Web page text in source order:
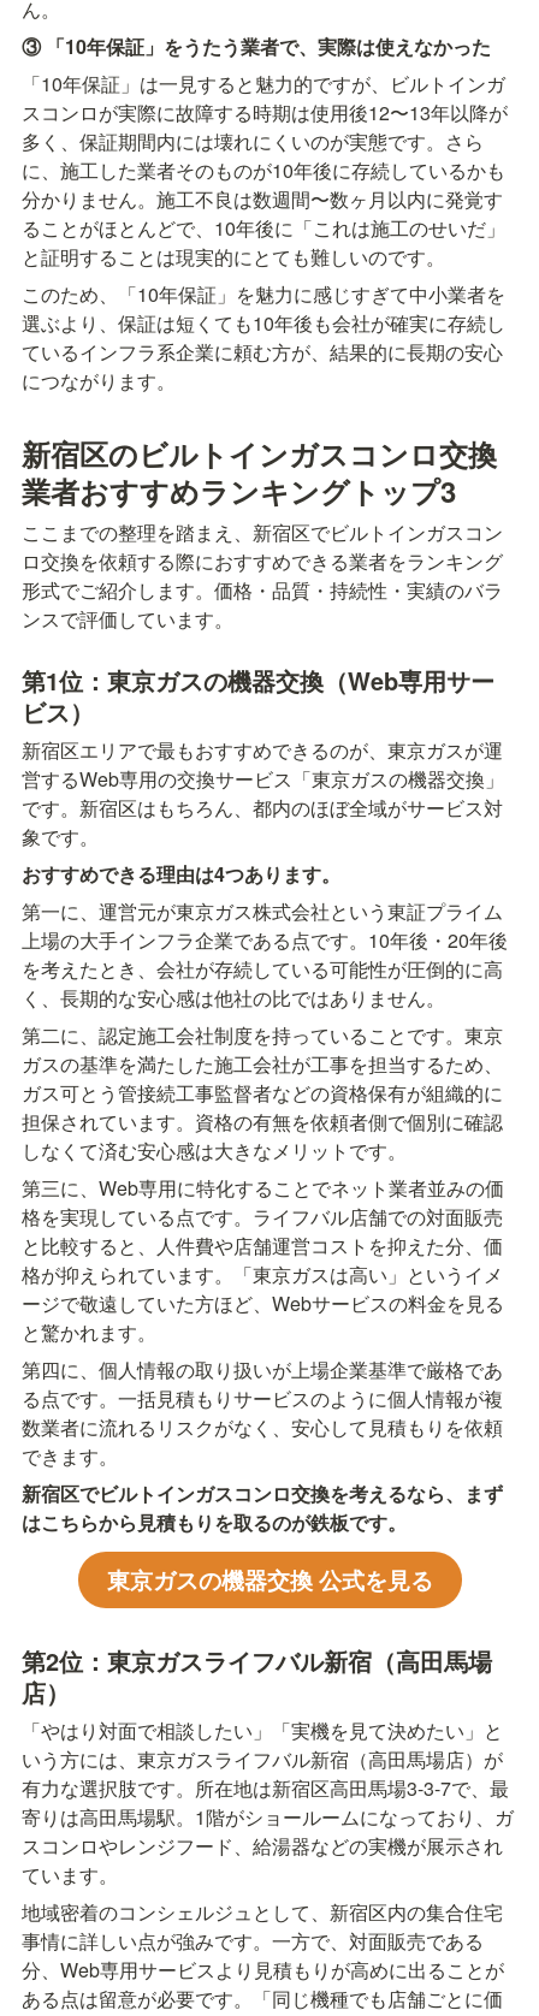
ん。
③ 「10年保証」をうたう業者で、実際は使えなかった
「10年保証」は一見すると魅力的ですが、ビルトインガ
スコンロが実際に故障する時期は使用後12〜13年以降が
多く、保証期間内には壊れにくいのが実態です。さら
に、施工した業者そのものが10年後に存続しているかも
分かりません。施工不良は数週間〜数ヶ月以内に発覚す
ることがほとんどで、10年後に「これは施工のせいだ」
と証明することは現実的にとても難しいのです。
このため、「10年保証」を魅力に感じすぎて中小業者を
選ぶより、保証は短くても10年後も会社が確実に存続し
ているインフラ系企業に頼む方が、結果的に長期の安心
につながります。
新宿区のビルトインガスコンロ交換
業者おすすめランキングトップ3
ここまでの整理を踏まえ、新宿区でビルトインガスコン
ロ交換を依頼する際におすすめできる業者をランキング
形式でご紹介します。価格・品質・持続性・実績のバラ
ンスで評価しています。
第1位：東京ガスの機器交換（Web専用サー
ビス）
新宿区エリアで最もおすすめできるのが、東京ガスが運
営するWeb専用の交換サービス「東京ガスの機器交換」
です。新宿区はもちろん、都内のほぼ全域がサービス対
象です。
おすすめできる理由は4つあります。
第一に、運営元が東京ガス株式会社という東証プライム
上場の大手インフラ企業である点です。10年後・20年後
を考えたとき、会社が存続している可能性が圧倒的に高
く、長期的な安心感は他社の比ではありません。
第二に、認定施工会社制度を持っていることです。東京
ガスの基準を満たした施工会社が工事を担当するため、
ガス可とう管接続工事監督者などの資格保有が組織的に
担保されています。資格の有無を依頼者側で個別に確認
しなくて済む安心感は大きなメリットです。
第三に、Web専用に特化することでネット業者並みの価
格を実現している点です。ライフバル店舗での対面販売
と比較すると、人件費や店舗運営コストを抑えた分、価
格が抑えられています。「東京ガスは高い」というイメ
ージで敬遠していた方ほど、Webサービスの料金を見る
と驚かれます。
第四に、個人情報の取り扱いが上場企業基準で厳格であ
る点です。一括見積もりサービスのように個人情報が複
数業者に流れるリスクがなく、安心して見積もりを依頼
できます。
新宿区でビルトインガスコンロ交換を考えるなら、まず
はこちらから見積もりを取るのが鉄板です。
東京ガスの機器交換 公式を見る
第2位：東京ガスライフバル新宿（高田馬場
店）
「やはり対面で相談したい」「実機を見て決めたい」と
いう方には、東京ガスライフバル新宿（高田馬場店）が
有力な選択肢です。所在地は新宿区高田馬場3-3-7で、最
寄りは高田馬場駅。1階がショールームになっており、ガ
スコンロやレンジフード、給湯器などの実機が展示され
ています。
地域密着のコンシェルジュとして、新宿区内の集合住宅
事情に詳しい点が強みです。一方で、対面販売である
分、Web専用サービスより見積もりが高めに出ることが
ある点は留意が必要です。「同じ機種でも店舗ごとに価